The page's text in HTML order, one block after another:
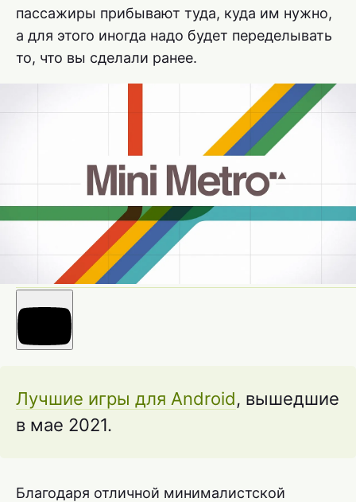
пассажиры прибывают туда, куда им нужно,
а для этого иногда надо будет переделывать
то, что вы сделали ранее.
Лучшие игры для Android, вышедшие
в мае 2021.
Благодаря отличной минималистской